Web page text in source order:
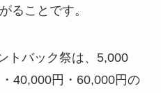
ることです。
トバック祭は、5,000
40,000円・60,000円の